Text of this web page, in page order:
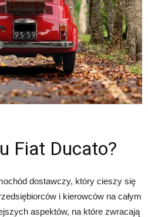
Fiat Ducato?
dostawczy, który cieszy się
i kierowców na całym
aspektów, na które zwracają